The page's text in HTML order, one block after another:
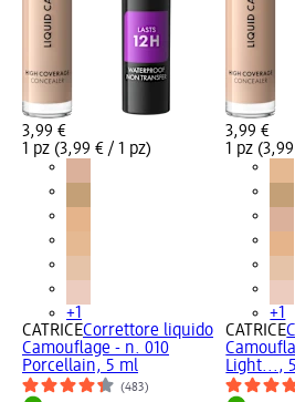
3,99 €
1 pz (3,99 € / 1 pz)
+1
CATRICECorrettore liquido
Camouflage - n. 010
Porcellain, 5 ml
(483)
3,99 €
1 pz
+1
CATRICE
Light...,